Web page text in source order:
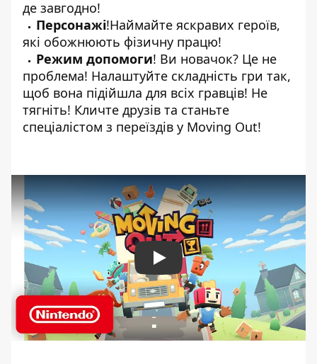
де завгодно!
Персонажі!Наймайте яскравих героїв,
які обожнюють фізичну працю!
Режим допомоги! Ви новачок? Це не
проблема! Налаштуйте складність гри так,
щоб вона підійшла для всіх гравців! Не
тягніть! Кличте друзів та станьте
спеціалістом з переїздів у Moving Out!
Play